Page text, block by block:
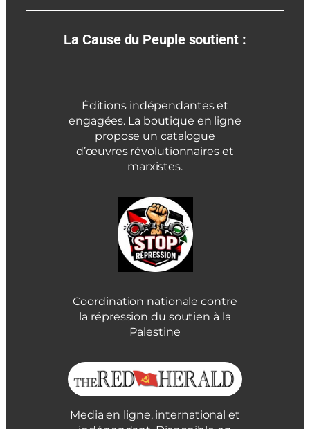
La Cause du Peuple soutient :
Éditions indépendantes et
engagées. La boutique en ligne
propose un catalogue
d’œuvres révolutionnaires et
marxistes.
Coordination nationale contre
la répression du soutien à la
Palestine
Media en ligne, international et